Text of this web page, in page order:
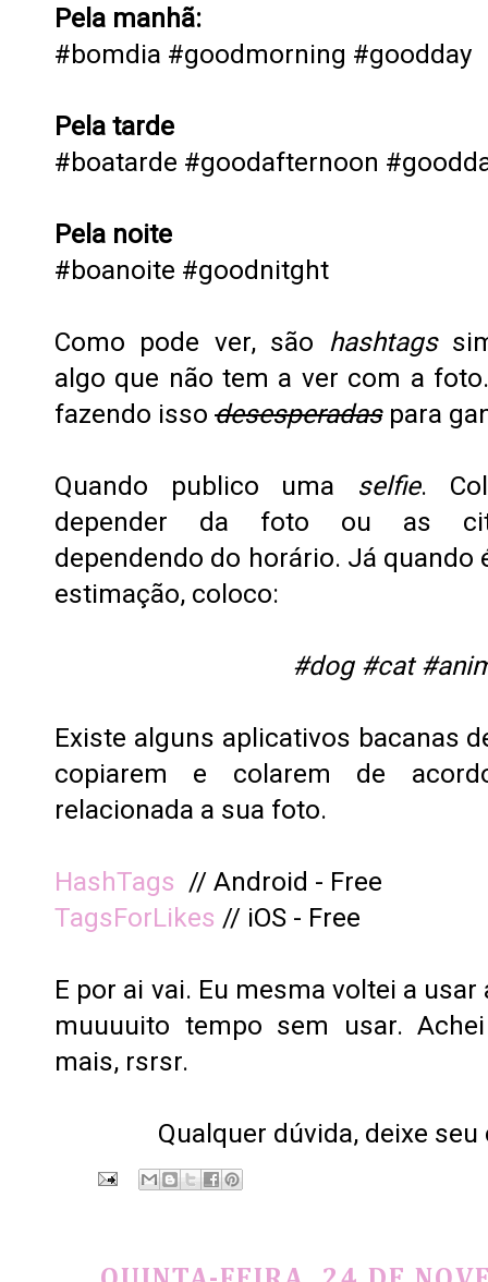
Pela manhã:
#bomdia #goodmorning #goodday
Pela tarde
#boatarde #goodafternoon
Pela noite
#boanoite #goodnitght
Como pode ver, são hashtags
algo que não tem a ver com a
fazendo isso desesperadas para
Quando publico uma selfie.
depender da foto ou as
dependendo do horário. Já quando
estimação, coloco:
#dog #cat
Existe alguns aplicativos bacanas
copiarem e colarem de
relacionada a sua foto.
HashTags // Android - Free
TagsForLikes // iOS - Free
E por ai vai. Eu mesma voltei a
muuuuito tempo sem usar.
mais, rsrsr.
Qualquer dúvida, deixe